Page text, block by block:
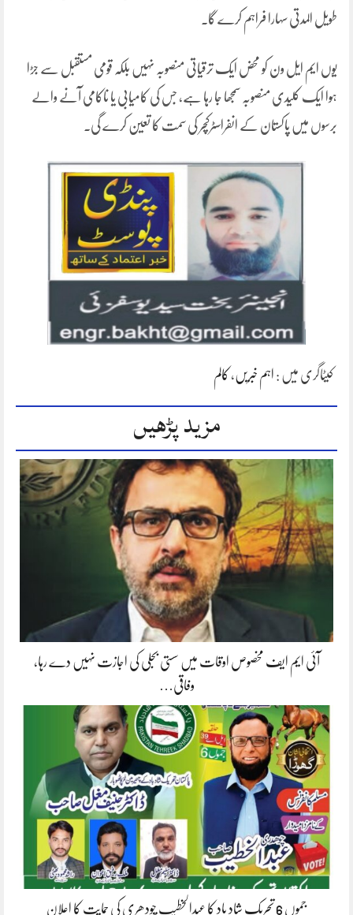
طویل المدتی سہارا فراہم کرے گا۔
یوں ایم ایل ون کو محض ایک ترقیاتی منصوبہ نہیں بلکہ قومی مستقبل سے جڑا
ہوا ایک کلیدی منصوبہ سمجھا جا رہا ہے، جس کی کامیابی یا ناکامی آنے والے
برسوں میں پاکستان کے انفراسٹرکچر کی سمت کا تعین کرے گی۔
کیٹاگری میں : اہم خبریں ، کالم
مزید پڑھیں
آئی ایم ایف مخصوص اوقات میں سستی بجلی کی اجازت نہیں دے رہا،
وفاقی…
جموں 6 تحریک شاد باد کا عبدالخطیب چودھری کی حمایت کا اعلان